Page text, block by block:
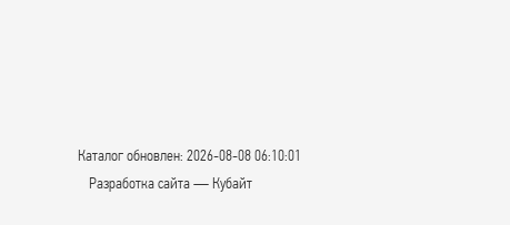
Каталог обновлен: 2026-08-08 06:10:01
Разработка сайта — Кубайт